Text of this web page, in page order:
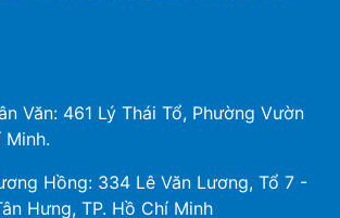
Văn: 461 Lý Thái Tổ, Phường Vườn
Minh.
Hồng: 334 Lê Văn Lương, Tổ 7 -
Hưng, TP. Hồ Chí Minh